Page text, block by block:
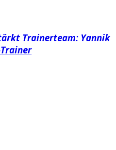
Trainerteam: Yannik